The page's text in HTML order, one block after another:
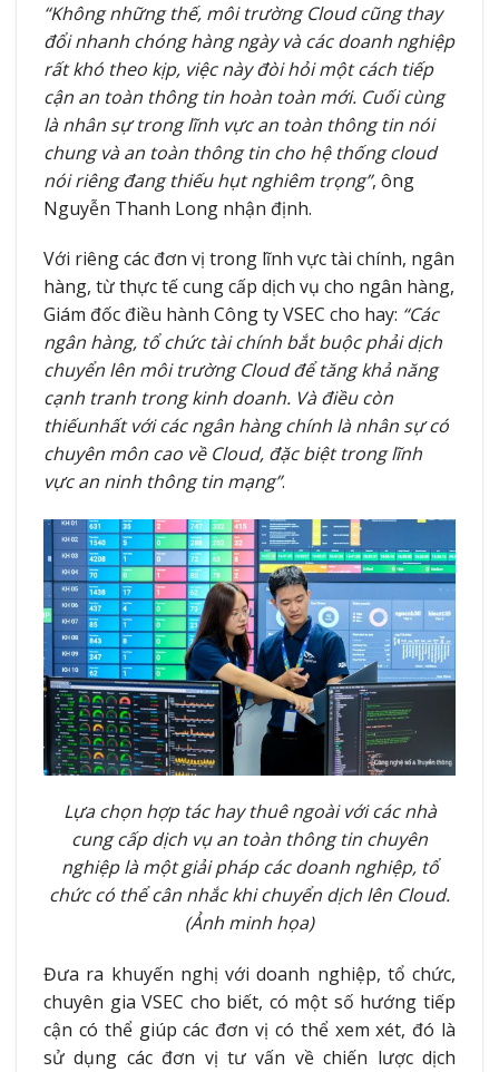
“Không những thế, môi trường Cloud cũng thay
đổi nhanh chóng hàng ngày và các doanh nghiệp
rất khó theo kịp, việc này đòi hỏi một cách tiếp
cận an toàn thông tin hoàn toàn mới. Cuối cùng
là nhân sự trong lĩnh vực an toàn thông tin nói
chung và an toàn thông tin cho hệ thống cloud
nói riêng đang thiếu hụt nghiêm trọng”, ông
Nguyễn Thanh Long nhận định.
Với riêng các đơn vị trong lĩnh vực tài chính, ngân
hàng, từ thực tế cung cấp dịch vụ cho ngân hàng,
Giám đốc điều hành Công ty VSEC cho hay: “Các
ngân hàng, tổ chức tài chính bắt buộc phải dịch
chuyển lên môi trường Cloud để tăng khả năng
cạnh tranh trong kinh doanh. Và điều còn
thiếunhất với các ngân hàng chính là nhân sự có
chuyên môn cao về Cloud, đặc biệt trong lĩnh
vực an ninh thông tin mạng”.
Lựa chọn hợp tác hay thuê ngoài với các nhà
cung cấp dịch vụ an toàn thông tin chuyên
nghiệp là một giải pháp các doanh nghiệp, tổ
chức có thể cân nhắc khi chuyển dịch lên Cloud.
(Ảnh minh họa)
Đưa ra khuyến nghị với doanh nghiệp, tổ chức,
chuyên gia VSEC cho biết, có một số hướng tiếp
cận có thể giúp các đơn vị có thể xem xét, đó là
sử dụng các đơn vị tư vấn về chiến lược dịch